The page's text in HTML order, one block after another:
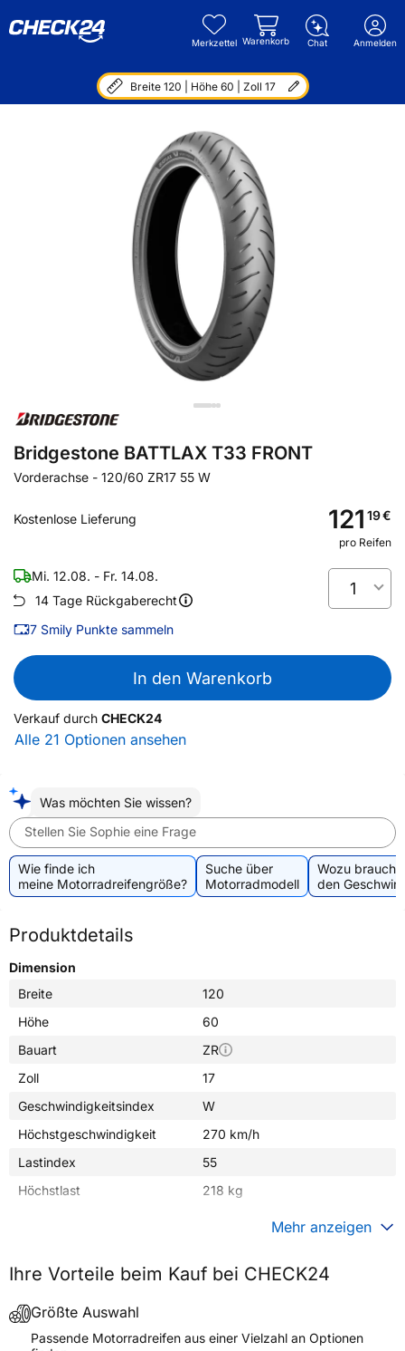
Merkzettel Warenkorb Chat Anmelden
Breite 120 | Höhe 60 | Zoll 17
Bridgestone BATTLAX T33 FRONT
Vorderachse - 120/60 ZR17 55 W
Kostenlose Lieferung 121 19€
pro Reifen
Mi. 12.08. - Fr. 14.08.
14 Tage Rückgaberecht
7 Smily Punkte sammeln
1
In den Warenkorb
Verkauf durch CHECK24
Alle 21 Optionen ansehen
Was möchten Sie wissen?
Stellen Sie Sophie eine Frage
Wie finde ich
meine Motorradreifengröße?
Suche über
Motorradmodell
Wozu
den
Produktdetails
Dimension
Breite
120
Höhe
60
Bauart
ZR
Zoll
17
Geschwindigkeitsindex
W
Höchstgeschwindigkeit
270 km/h
Lastindex
55
Höchstlast
218 kg
Verwendung
Sommerreifen
Modellname
Reifenposition
Front
Mehr anzeigen
Ihre Vorteile beim Kauf bei CHECK24
Größte Auswahl
Passende Motorradreifen aus einer Vielzahl an Optionen